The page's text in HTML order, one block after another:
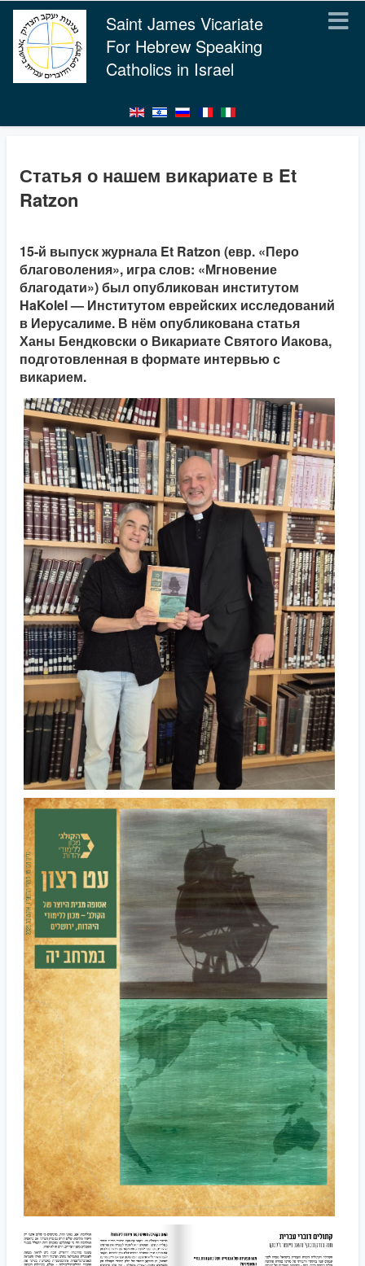
Saint James Vicariate
For Hebrew Speaking
Catholics in Israel
Статья о нашем викариате в Et
Ratzon
15-й выпуск журнала Et Ratzon (евр. «Перо
благоволения», игра слов: «Мгновение
благодати») был опубликован институтом
HaKolel — Институтом еврейских исследований
в Иерусалиме. В нём опубликована статья
Ханы Бендковски о Викариате Святого Иакова,
подготовленная в формате интервью с
викарием.